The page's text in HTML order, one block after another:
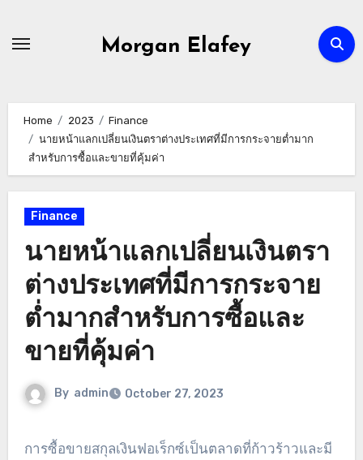
Morgan Elafey
Home 2023
Finance
นายหน้าแลกเปลี่ยนเงินตราต่างประเทศที่มีการกระจายต่ำมาก
สำหรับการซื้อและขายที่คุ้มค่า
Finance
นายหน้าแลกเปลี่ยนเงินตรา
ต่างประเทศที่มีการกระจาย
ต่ำมากสำหรับการซื้อและ
ขายที่คุ้มค่า
By admin October 27, 2023
การซื้อขายสกุลเงินฟอเร็กซ์เป็นตลาดที่ก้าวร้าวและมี